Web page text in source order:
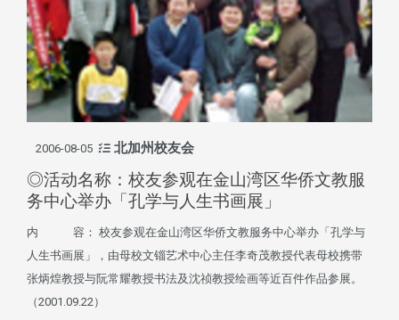
2006-08-05 北加州校友会
◎活动名称：校友参观在金山湾区华侨文教服
务中心举办「孔学与人生书画展」
内 容： 校友参观在金山湾区华侨文教服务中心举办「孔学与
人生书画展」，由母校文锱艺术中心主任李奇茂教授代表母校携带
张炳煌教授与阮常耀教授书法及沈祯教授绘画等近百件作品参展。
（2001.09.22）